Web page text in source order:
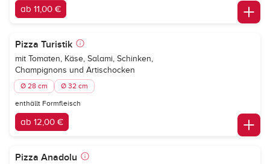
ab 11,00 €
Pizza Turistik
mit Tomaten, Käse, Salami, Schinken,
Champignons und Artischocken
Ø 28 cm Ø 32 cm
enthällt Formfleisch
ab 12,00 €
Pizza Anadolu